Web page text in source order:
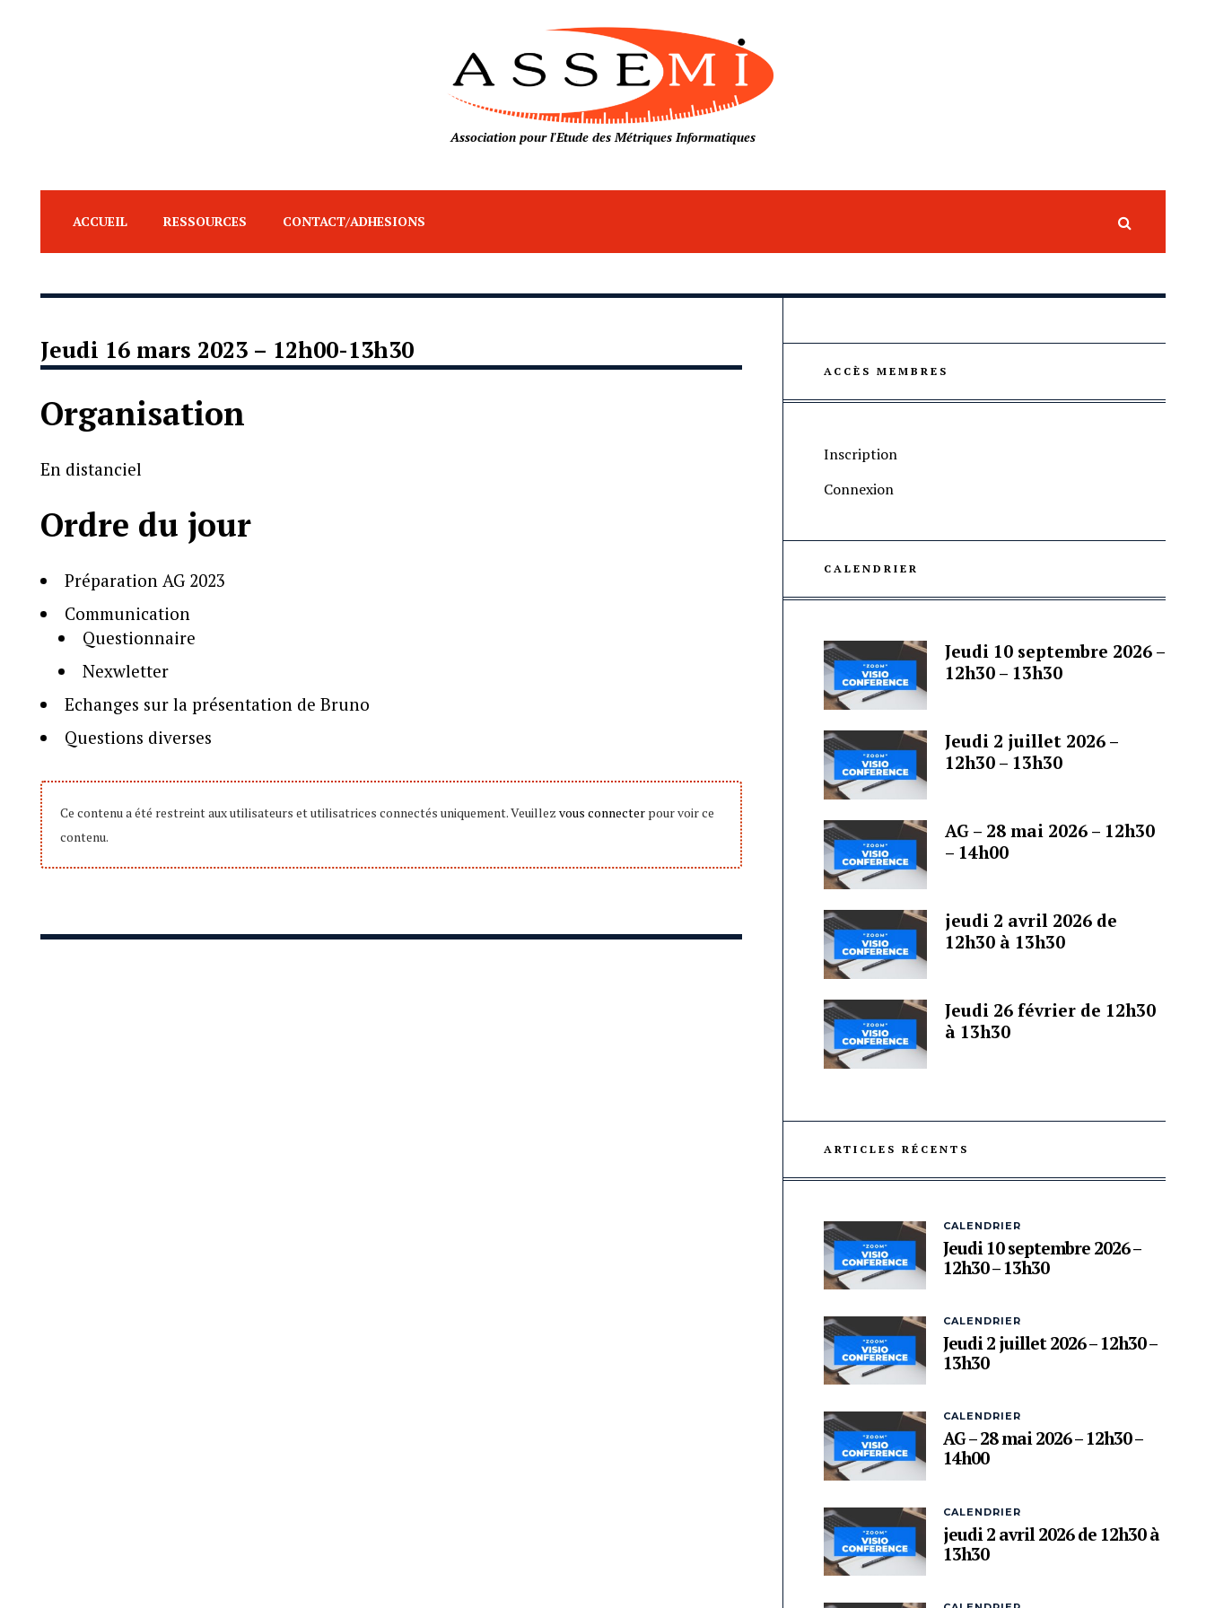
Association pour l'Etude des Métriques Informatiques
ACCUEIL RESSOURCES CONTACT/ADHESIONS
Jeudi 16 mars 2023 – 12h00-13h30
Organisation
En distanciel
Ordre du jour
Préparation AG 2023
Communication
Questionnaire
Nexwletter
Echanges sur la présentation de Bruno
Questions diverses
Ce contenu a été restreint aux utilisateurs et utilisatrices connectés uniquement. Veuillez vous connecter pour voir ce
contenu.
ACCÈS MEMBRES
Inscription
Connexion
CALENDRIER
Jeudi 10 septembre 2026 –
12h30 – 13h30
Jeudi 2 juillet 2026 –
12h30 – 13h30
AG – 28 mai 2026 – 12h30
– 14h00
jeudi 2 avril 2026 de
12h30 à 13h30
Jeudi 26 février de 12h30
à 13h30
ARTICLES RÉCENTS
CALENDRIER
Jeudi 10 septembre 2026 –
12h30 – 13h30
CALENDRIER
Jeudi 2 juillet 2026 – 12h30 –
13h30
CALENDRIER
AG – 28 mai 2026 – 12h30 –
14h00
CALENDRIER
jeudi 2 avril 2026 de 12h30 à
13h30